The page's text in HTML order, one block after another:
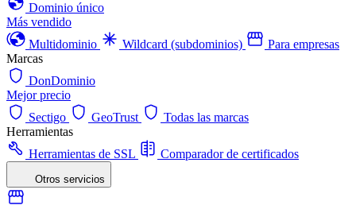
Dominio único
Más vendido
Multidominio
Wildcard (subdominios)
Para empresas
Marcas
DonDominio
Mejor precio
Sectigo
GeoTrust
Todas las marcas
Herramientas
Herramientas de SSL
Comparador de certificados
Otros servicios